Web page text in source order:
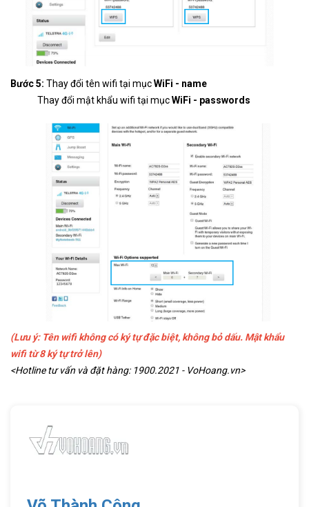
Bước 5: Thay đổi tên wifi tại mụcWiFi - name
Thay đổi mật khẩu wifi tại mụcWiFi - passwords
(Lưu ý: Tên wifi không có ký tự đặc biệt, không bỏ dấu. Mật khẩu
wifi từ 8 ký tự trở lên)
<Hotline tư vấn và đặt hàng: 1900.2021 - VoHoang.vn>